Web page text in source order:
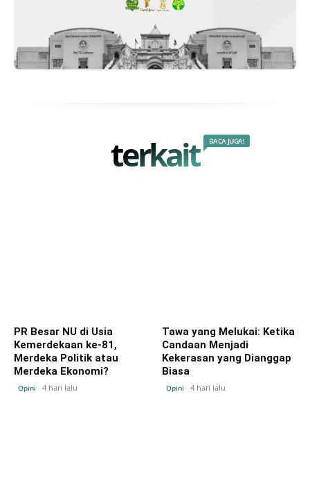
terkait BACA JUGA!
PR Besar NU di Usia
Kemerdekaan ke-81,
Merdeka Politik atau
Merdeka Ekonomi?
Opini 4 hari lalu
Tawa yang Melukai: Ketika
Candaan Menjadi
Kekerasan yang Dianggap
Biasa
Opini 4 hari lalu